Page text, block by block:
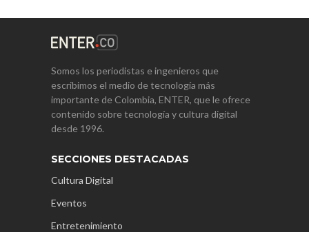
Somos los periodistas e ingenieros que
escribimos el medio de tecnología más
importante de Colombia, ENTER, que le ofrece
contenido sobre tecnología y cultura digital
desde 1996.
SECCIONES DESTACADAS
Cultura Digital
Eventos
Entretenimiento